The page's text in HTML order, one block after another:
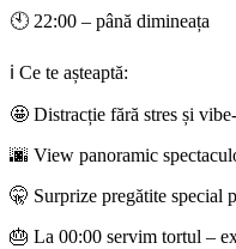
🕙 22:00 – până dimineața
ℹ️ Ce te așteaptă:
🤩 Distracție fără stres și
🌆 View panoramic
🤫 Surprize pregătite special
🎂 La 00:00 servim tortul –